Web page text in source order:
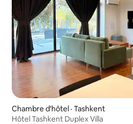
Chambre d'hôtel · Tashkent
Hôtel Tashkent Duplex Villa